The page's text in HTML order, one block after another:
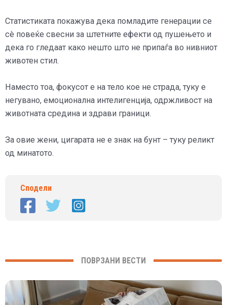
Статистиката покажува дека помладите генерации се
сè повеќе свесни за штетните ефекти од пушењето и
дека го гледаат како нешто што не припаѓа во нивниот
животен стил.
Наместо тоа, фокусот е на тело кое не страда, туку е
негувано, емоционална интелигенција, одржливост на
животната средина и здрави граници.
За овие жени, цигарата не е знак на бунт – туку реликт
од минатото.
Сподели
ПОВРЗАНИ ВЕСТИ